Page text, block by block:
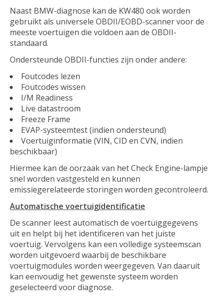
Naast BMW-diagnose kan de KW480 ook worden
gebruikt als universele OBDII/EOBD-scanner voor de
meeste voertuigen die voldoen aan de OBDII-
standaard.
Ondersteunde OBDII-functies zijn onder andere:
Foutcodes lezen
Foutcodes wissen
I/M Readiness
Live datastroom
Freeze Frame
EVAP-systeemtest (indien ondersteund)
Voertuiginformatie (VIN, CID en CVN, indien
beschikbaar)
Hiermee kan de oorzaak van het Check Engine-lampje
snel worden vastgesteld en kunnen
emissiegerelateerde storingen worden gecontroleerd.
Automatische voertuigidentificatie
De scanner leest automatisch de voertuiggegevens
uit en helpt bij het identificeren van het juiste
voertuig. Vervolgens kan een volledige systeemscan
worden uitgevoerd waarbij de beschikbare
voertuigmodules worden weergegeven. Van daaruit
kan eenvoudig het gewenste systeem worden
geselecteerd voor diagnose.